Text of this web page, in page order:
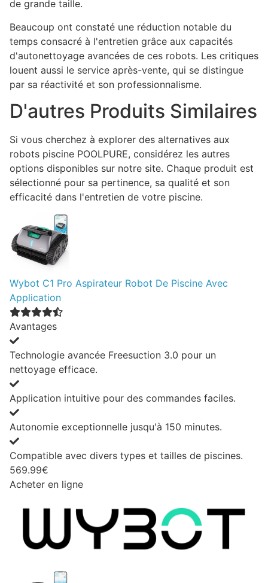
de grande taille.
Beaucoup ont constaté une réduction notable du
temps consacré à l'entretien grâce aux capacités
d'autonettoyage avancées de ces robots. Les critiques
louent aussi le service après-vente, qui se distingue
par sa réactivité et son professionnalisme.
D'autres Produits Similaires
Si vous cherchez à explorer des alternatives aux
robots piscine POOLPURE, considérez les autres
options disponibles sur notre site. Chaque produit est
sélectionné pour sa pertinence, sa qualité et son
efficacité dans l'entretien de votre piscine.
Wybot C1 Pro Aspirateur Robot De Piscine Avec
Application
Avantages
Technologie avancée Freesuction 3.0 pour un
nettoyage efficace.
Application intuitive pour des commandes faciles.
Autonomie exceptionnelle jusqu'à 150 minutes.
Compatible avec divers types et tailles de piscines.
569.99€
Acheter en ligne